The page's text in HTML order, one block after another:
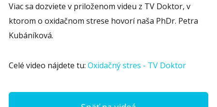
Viac sa dozviete v priloženom videu z TV Doktor, v
ktorom o oxidačnom strese hovorí naša PhDr. Petra
Kubáníková.
Celé video nájdete tu: Oxidačný stres - TV Doktor